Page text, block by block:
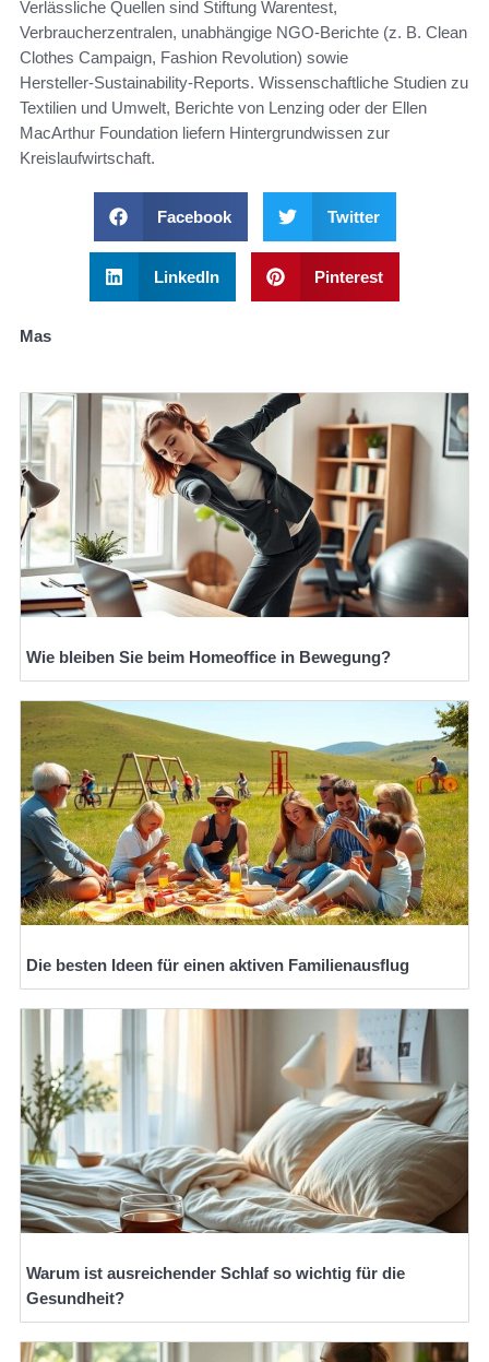
Verlässliche Quellen sind Stiftung Warentest,
Verbraucherzentralen, unabhängige NGO‑Berichte (z. B. Clean
Clothes Campaign, Fashion Revolution) sowie
Hersteller‑Sustainability‑Reports. Wissenschaftliche Studien zu
Textilien und Umwelt, Berichte von Lenzing oder der Ellen
MacArthur Foundation liefern Hintergrundwissen zur
Kreislaufwirtschaft.
Facebook Twitter
LinkedIn Pinterest
Mas
Wie bleiben Sie beim Homeoffice in Bewegung?
Die besten Ideen für einen aktiven Familienausflug
Warum ist ausreichender Schlaf so wichtig für die
Gesundheit?